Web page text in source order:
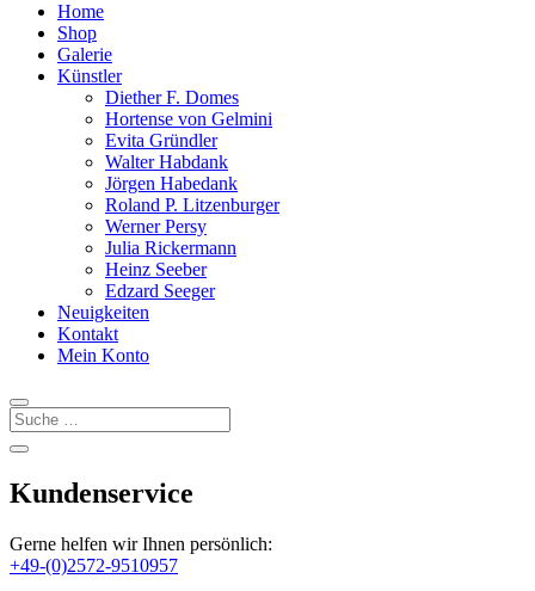
Home
Shop
Galerie
Künstler
Diether F. Domes
Hortense von Gelmini
Evita Gründler
Walter Habdank
Jörgen Habedank
Roland P. Litzenburger
Werner Persy
Julia Rickermann
Heinz Seeber
Edzard Seeger
Neuigkeiten
Kontakt
Mein Konto
Kundenservice
Gerne helfen wir Ihnen persönlich:
+49-(0)2572-9510957